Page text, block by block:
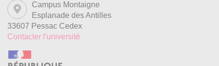
Campus Montaigne
Esplanade des Antilles
33607 Pessac Cedex
Contacter l'université